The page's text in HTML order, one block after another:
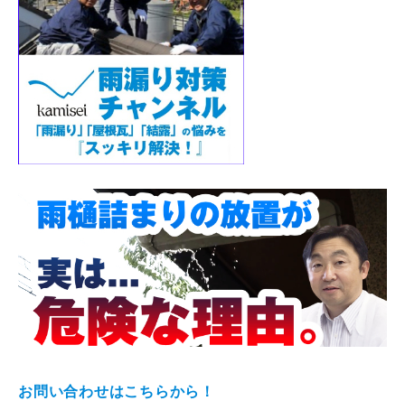
お問い合わせはこちらから！